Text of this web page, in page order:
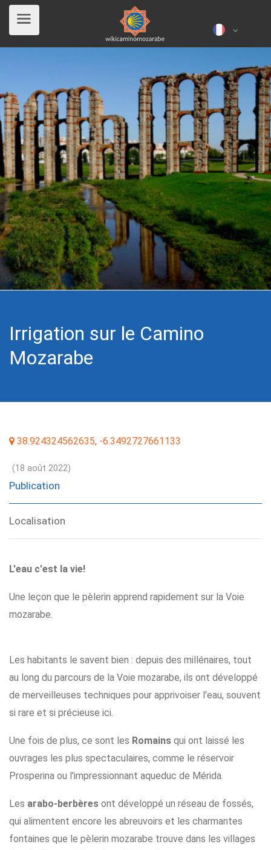
Irrigation sur le Camino
Mozarabe
38.924324562635, -6.3492727661133
(18 août 2022)
Publication
Localisation
L'eau c'est la vie!
Une leçon que le pèlerin apprend rapidement sur la Voie
mozarabe.
Les habitants le savent bien : depuis des millénaires, tout
au long du parcours de la Voie mozarabe, ils ont développé
de merveilleuses techniques pour apprivoiser l'eau, souvent
si rare et si précieuse ici.
Une fois de plus, ce sont les Romains qui ont laissé les
ouvrages les plus spectaculaires, comme le réservoir
Prosperina ou l'impressionnant aqueduc de Mérida.
Les arabo-berbères ont développé un réseau de fossés,
qui alimentent encore les abreuvoirs et les charmantes
fontaines que le pèlerin mozarabe trouve dans les villages